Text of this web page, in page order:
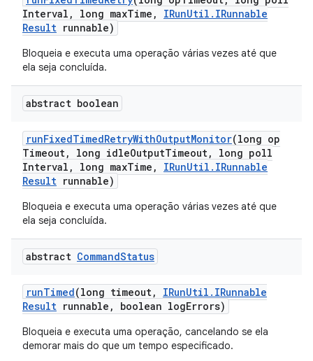
Interval , long maxTime , IRunUtil . IRunnable
Result runnable)
Bloqueia e executa uma operação várias vezes até que
ela seja concluída.
abstract boolean
runFixedTimedRetryWithOutputMonitor(long op
Timeout, long idleOutputTimeout,
long poll
Interval , long maxTime , IRunUtil . IRunnable
Result runnable)
Bloqueia e executa uma operação várias vezes até que
ela seja concluída.
abstract CommandStatus
runTimed(long timeout, IRunUtil . IRunnable
Result runnable , boolean logErrors)
Bloqueia e executa uma operação, cancelando se ela
demorar mais do que um tempo especificado.